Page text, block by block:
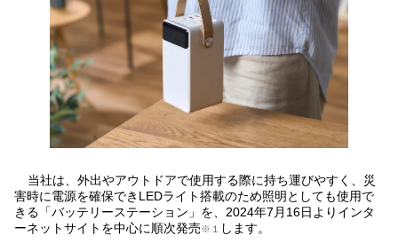
当社は、外出やアウトドアで使用する際に持ち運びやすく、災
害時に電源を確保できLEDライト搭載のため照明としても使用で
きる「バッテリーステーション」を、2024年7月16日よりインタ
ーネットサイトを中心に順次発売※１ します。